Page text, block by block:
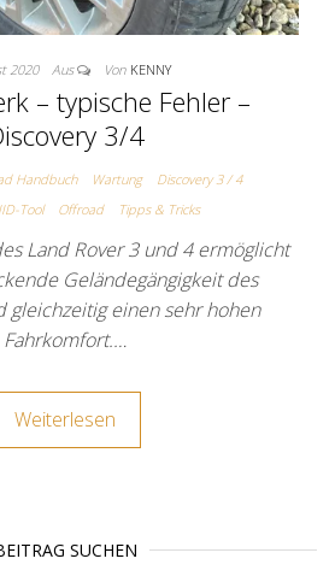
2020 Aus Von KENNY
– typische Fehler –
3/4
Handbuch Wartung
Discovery 3 / 4
IID-Tool Offroad Tipps & Tricks
Land Rover 3 und 4 ermöglicht
Geländegängigkeit des
gleichzeitig einen sehr hohen
Fahrkomfort.…
Weiterlesen
SUCHEN